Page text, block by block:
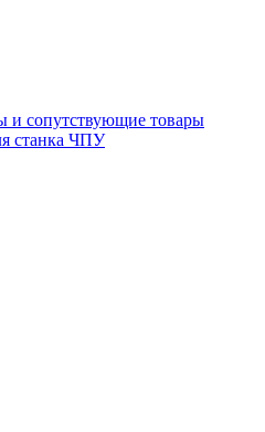
сопутствующие товары
станка ЧПУ